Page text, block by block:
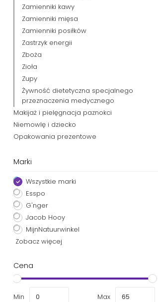
Zamienniki kawy
Zamienniki mięsa
Zamienniki posiłków
Zastrzyk energii
Zboża
Zioła
Zupy
Żywność dietetyczna specjalnego
przeznaczenia medycznego
Makijaż i pielęgnacja paznokci
Niemowlę i dziecko
Opakowania prezentowe
Marki
Wszystkie marki
Esspo
G'nger
Jacob Hooy
MijnNatuurwinkel
Zobacz więcej
Cena
Min Max